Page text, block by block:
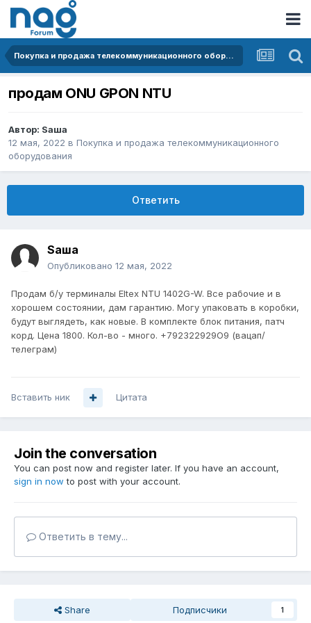
Покупка и продажа телекоммуникационного оборудования
продам ONU GPON NTU
Автор: Sаша
12 мая, 2022 в Покупка и продажа телекоммуникационного
оборудования
Ответить
Sаша
Опубликовано 12 мая, 2022
Продам б/у терминалы Eltex NTU 1402G-W. Все рабочие и в
хорошем состоянии, дам гарантию. Могу упаковать в коробки,
будут выглядеть, как новые. В комплекте блок питания, патч
корд. Цена 1800. Кол-во - много. +792З22929О9 (вацап/
телеграм)
Вставить ник Цитата
Join the conversation
You can post now and register later. If you have an account,
sign in now to post with your account.
Ответить в тему...
Share Подписчики 1